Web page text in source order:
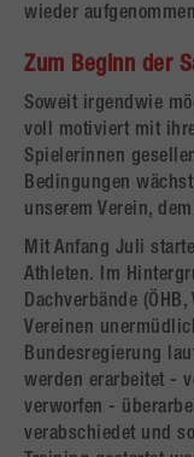
wieder
Zum Beginn der
Soweit irgendwie
voll motiviert mit
Spielerinnen
Bedingungen
unserem Verein,
Mit Anfang Juli
Athleten. Im
Dachverbände
Vereinen
Bundesregierung
werden erarbeitet -
verworfen -
verabschiedet und